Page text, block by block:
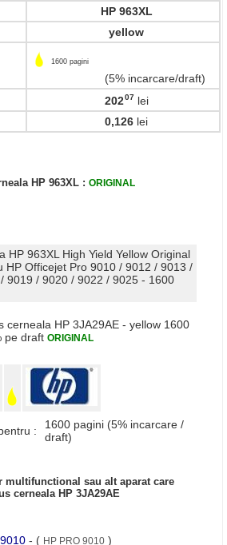
HP 963XL
yellow
1600 pagini
(5% incarcare/draft)
20207 lei
0,126 lei
HP 963XL : ORIGINAL
HP 963XL High Yield Yellow Original
HP Officejet Pro 9010 / 9012 / 9013 /
9019 / 9020 / 9022 / 9025 - 1600
cerneala HP 3JA29AE - yellow 1600
pe draft ORIGINAL
:
1600 pagini (5% incarcare /
draft)
multifunctional sau alt aparat care
cerneala HP 3JA29AE
- ( HP PRO 9010)